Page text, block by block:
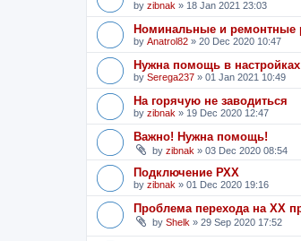
by zibnak » 18 Jan 2021 23:03
Номинальные и ремонтные
by Anatrol82 » 20 Dec 2020 10:47
Нужна помощь в
by Serega237 » 01 Jan 2021 10:49
На горячую не заводиться
by zibnak » 19 Dec 2020 12:47
Важно! Нужна помощь!
by zibnak » 03 Dec 2020 08:54
Подключение РХХ
by zibnak » 01 Dec 2020 19:16
Проблема перехода на ХХ
by Shelk » 29 Sep 2020 17:52